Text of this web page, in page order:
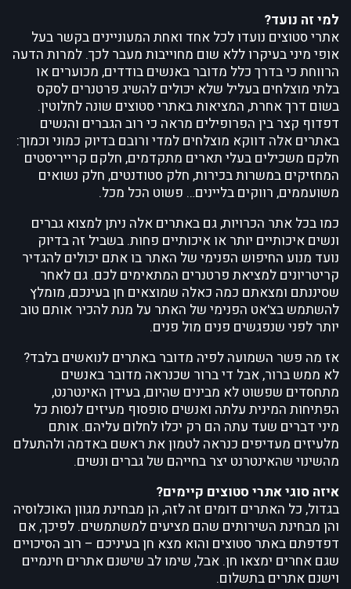
למי זה נועד?
אתרי סטוצים נועדו לכל אחד ואחת המעוניינים בקשר בעל
אופי מיני בעיקרו ללא שום מחוייבות מעבר לכך. למרות הדעה
הרווחת כי בדרך כלל מדובר באנשים בודדים, מכוערים או
בלתי מוצלחים בעליל שלא יכולים להשיג פרטנרים לסקס
בשום דרך אחרת, המציאות באתרי סטוצים שונה לחלוטין.
דפדוף קצר בין הפרופילים מראה כי רוב הגברים והנשים
באתרים אלה דווקא מוצלחים למדי ורובם בדיוק כמוני וכמוך:
חלקם משכילים בעלי תארים מתקדמים, חלקם קרייריסטים
המחזיקים במשרות בכירות, חלק סטודנטים, חלק נשואים
משועממים, רווקים בליינים… פשוט הכל מכל.
כמו בכל אתר הכרויות, גם באתרים אלה ניתן למצוא גברים
ונשים איכותיים יותר או איכותיים פחות. בשביל זה בדיוק
נועד מנוע החיפוש הפנימי של האתר בו אתם יכולים להגדיר
קריטריונים למציאת פרטנרים המתאימים לכם. גם לאחר
שסיננתם ומצאתם כמה כאלה שמוצאים חן בעינכם, מומלץ
להשתמש בצ'אט הפנימי של האתר על מנת להכיר אותם טוב
יותר לפני שנפגשים פנים מול פנים.
אז מה פשר השמועה לפיה מדובר באתרים לנואשים בלבד?
לא ממש ברור, אבל די ברור שכנראה מדובר באנשים
מתחסדים שפשוט לא מבינים שהיום, בעידן האינטרנט,
הפתיחות המינית עלתה ואנשים סופסוף מעיזים לנסות כל
מיני דברים שעד עתה הם רק יכלו לחלום עליהם. אותם
מלעיזים מעדיפים כנראה לטמון את ראשם באדמה ולהתעלם
מהשינוי שהאינטרנט יצר בחייהם של גברים ונשים.
איזה סוגי אתרי סטוצים קיימים?
בגדול, כל האתרים דומים זה לזה, הן מבחינת מגוון האוכלוסיה
והן מבחינת השירותים שהם מציעים למשתמשים. לפיכך, אם
דפדפתם באתר סטוצים והוא מצא חן בעיניכם – רוב הסיכויים
שגם אחרים ימצאו חן. אבל, שימו לב שישנם אתרים חינמיים
וישנם אתרים בתשלום.